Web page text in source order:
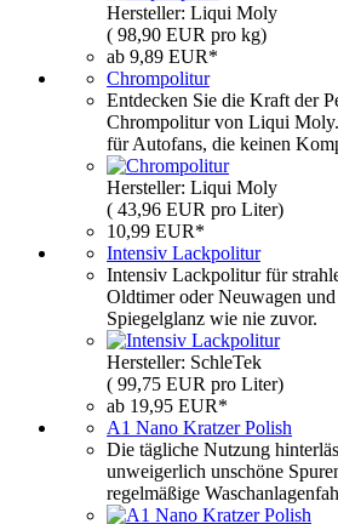
Hersteller: Liqui Moly
( 98,90 EUR pro kg)
ab 9,89 EUR*
Chrompolitur
Entdecken Sie die Kraft der
Chrompolitur von Liqui
für Autofans, die keinen
Hersteller: Liqui Moly
( 43,96 EUR pro Liter)
10,99 EUR*
Intensiv Lackpolitur
Intensiv Lackpolitur für
Oldtimer oder Neuwagen und
Spiegelglanz wie nie zuvor.
Hersteller: SchleTek
( 99,75 EUR pro Liter)
ab 19,95 EUR*
A1 Nano Kratzer Polish
Die tägliche Nutzung
unweigerlich unschöne
regelmäßige